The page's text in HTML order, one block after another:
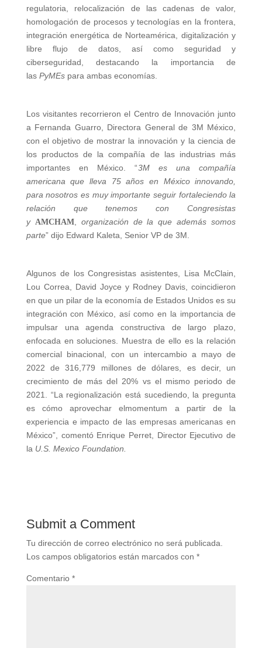
regulatoria, relocalización de las cadenas de valor,
homologación de procesos y tecnologías en la frontera,
integración energética de Norteamérica, digitalización y
libre flujo de datos, así como seguridad y
ciberseguridad, destacando la importancia de
las PyMEspara ambas economías.
Los visitantes recorrieron el Centro de Innovación junto
a Fernanda Guarro, Directora General de 3M México,
con el objetivo de mostrar la innovación y la ciencia de
los productos de la compañía de las industrias más
importantes en México. “3M es una compañía
americana que lleva 75 años en México innovando,
para nosotros es muy importante seguir fortaleciendo la
relación que tenemos con Congresistas
y AMCHAM, organización de la que además somos
parte” dijo Edward Kaleta, Senior VP de 3M.
Algunos de los Congresistas asistentes, Lisa McClain,
Lou Correa, David Joyce y Rodney Davis, coincidieron
en que un pilar de la economía de Estados Unidos es su
integración con México, así como en la importancia de
impulsar una agenda constructiva de largo plazo,
enfocada en soluciones. Muestra de ello es la relación
comercial binacional, con un intercambio a mayo de
2022 de 316,779 millones de dólares, es decir, un
crecimiento de más del 20% vs el mismo periodo de
2021. “La regionalización está sucediendo, la pregunta
es cómo aprovechar elmomentum a partir de la
experiencia e impacto de las empresas americanas en
México”, comentó Enrique Perret, Director Ejecutivo de
la U.S. Mexico Foundation.
Submit a Comment
Tu dirección de correo electrónico no será publicada.
Los campos obligatorios están marcados con *
Comentario *